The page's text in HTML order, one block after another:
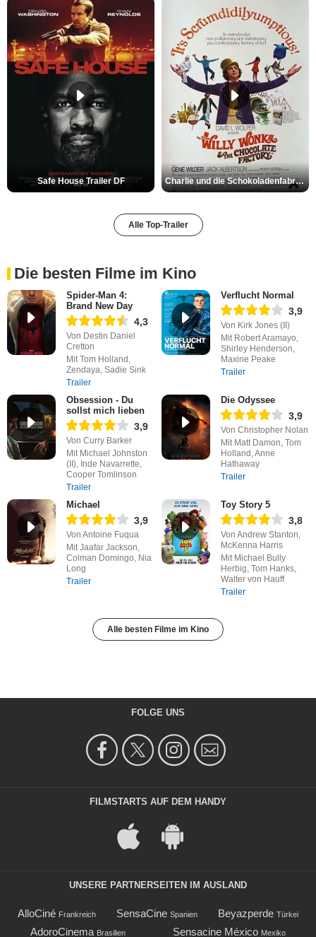
Safe House Trailer DF Charlie und die Schokoladenfabrik Trailer OV
Alle Top-Trailer
Die besten Filme im Kino
Spider-Man 4:
Brand New Day
4,3
Von Destin Daniel
Cretton
Mit Tom Holland,
Zendaya, Sadie Sink
Trailer
Verflucht Normal
3,9
Von Kirk Jones (II)
Mit Robert Aramayo,
Shirley Henderson,
Maxine Peake
Trailer
Obsession - Du
sollst mich lieben
3,9
Von Curry Barker
Mit Michael Johnston
(II), Inde Navarrette,
Cooper Tomlinson
Trailer
Die Odyssee
3,9
Von Christopher Nolan
Mit Matt Damon, Tom
Holland, Anne
Hathaway
Trailer
Michael
3,9
Von Antoine Fuqua
Mit Jaafar Jackson,
Colman Domingo, Nia
Long
Trailer
Toy Story 5
3,8
Von Andrew Stanton,
McKenna Harris
Mit Michael Bully
Herbig, Tom Hanks,
Walter von Hauff
Trailer
Alle besten Filme im Kino
FOLGE UNS
FILMSTARTS AUF DEM HANDY
UNSERE PARTNERSEITEN IM AUSLAND
AlloCiné Frankreich SensaCine Spanien Beyazperde Türkei
AdoroCinema Brasilien Sensacine México Mexiko